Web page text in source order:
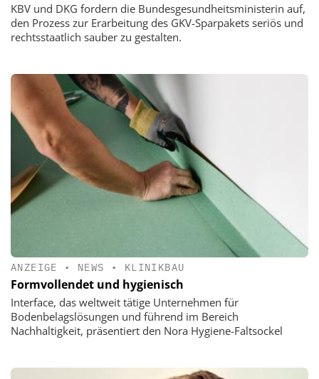
KBV und DKG fordern die Bundesgesundheitsministerin auf,
den Prozess zur Erarbeitung des GKV-Sparpakets seriös und
rechtsstaatlich sauber zu gestalten.
ANZEIGE • NEWS • KLINIKBAU
Formvollendet und hygienisch
Interface, das weltweit tätige Unternehmen für
Bodenbelagslösungen und führend im Bereich
Nachhaltigkeit, präsentiert den Nora Hygiene-Faltsockel